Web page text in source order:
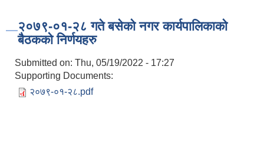
२०७९-०१-२८ गते बसेको नगर कार्यपालिकाको
बैठकको निर्णयहरु
Submitted on: Thu, 05/19/2022 - 17:27
Supporting Documents:
२०७९-०१-२८.pdf